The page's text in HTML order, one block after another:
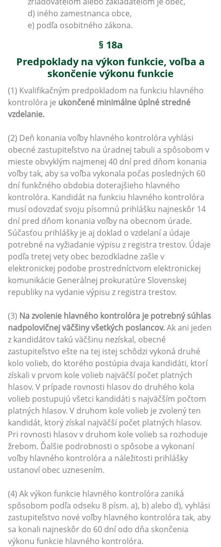
d) iného zamestnanca obce,
e) podľa osobitného zákona.
§ 18a
Predpoklady na výkon funkcie, voľba a
skončenie výkonu funkcie
(1) Kvalifikačným predpokladom na funkciu hlavného
kontrolóra je ukončené minimálne úplné stredné
vzdelanie.
(2) Deň konania voľby hlavného kontrolóra vyhlási
obecné zastupiteľstvo na úradnej tabuli a spôsobom v
mieste obvyklým najmenej 40 dní pred dňom konania
voľby tak, aby sa voľba vykonala počas posledných 60
dní funkčného obdobia doterajšieho hlavného
kontrolóra. Kandidát na funkciu hlavného kontrolóra
musí odovzdať svoju písomnú prihlášku najneskôr 14
dní pred dňom konania voľby na obecnom úrade.
Súčasťou prihlášky je aj doklad o vzdelaní a údaje
potrebné na vyžiadanie výpisu z registra trestov. Údaje
podľa tretej vety obec bezodkladne zašle v
elektronickej podobe prostredníctvom elektronickej
komunikácie Generálnej prokuratúre Slovenskej
republiky na vydanie výpisu z registra trestov.
(3) Na zvolenie hlavného kontrolóra je potrebný súhlas
nadpolovičnej väčšiny všetkých poslancov.Ak ani jeden
z kandidátov takú väčšinu nezískal, obecné
zastupiteľstvo ešte na tej istej schôdzi vykoná druhé
kolo volieb, do ktorého postúpia dvaja kandidáti, ktorí
získali v prvom kole volieb najväčší počet platných
hlasov. V prípade rovnosti hlasov do druhého kola
volieb postupujú všetci kandidáti s najväčším počtom
platných hlasov. V druhom kole volieb je zvolený ten
kandidát, ktorý získal najväčší počet platných hlasov.
Pri rovnosti hlasov v druhom kole volieb sa rozhoduje
žrebom. Ďalšie podrobnosti o spôsobe a vykonaní
voľby hlavného kontrolóra a náležitosti prihlášky
ustanoví obec uznesením.
(4) Ak výkon funkcie hlavného kontrolóra zaniká
spôsobom podľa odseku 8 písm. a), b) alebo d), vyhlási
zastupiteľstvo nové voľby hlavného kontrolóra tak, aby
sa konali najneskôr do 60 dní odo dňa skončenia
výkonu funkcie hlavného kontrolóra.